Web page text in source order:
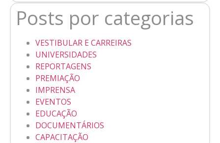
Posts por categorias
VESTIBULAR E CARREIRAS
UNIVERSIDADES
REPORTAGENS
PREMIAÇÃO
IMPRENSA
EVENTOS
EDUCAÇÃO
DOCUMENTÁRIOS
CAPACITAÇÃO